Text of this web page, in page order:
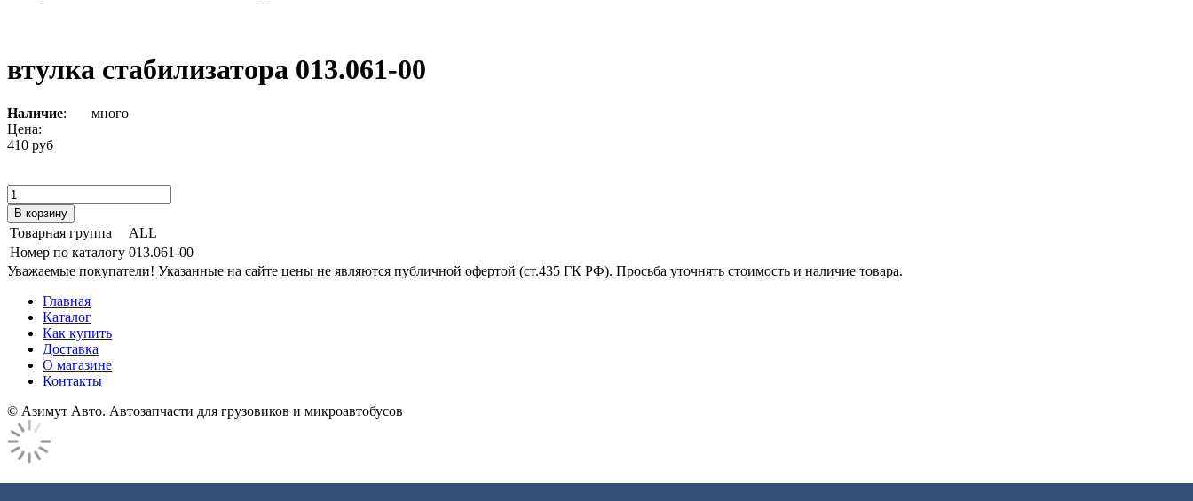
втулка стабилизатора 013.061-00
Наличие:
много
Цена:
410 руб
Товарная группа
ALL
Номер по каталогу 013.061-00
Уважаемые покупатели! Указанные на сайте цены не являются публичной офертой (ст.435 ГК РФ). Просьба уточнять стоимость и наличие товара.
Главная
Каталог
Как купить
Доставка
О магазине
Контакты
© Азимут Авто. Автозапчасти для грузовиков и микроавтобусов